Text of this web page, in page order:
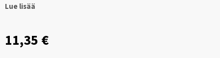
Lue lisää
11,35 €